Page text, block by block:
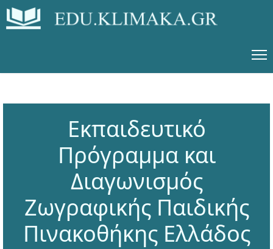
Εκπαιδευτικό
Πρόγραμμα και
Διαγωνισμός
Ζωγραφικής Παιδικής
Πινακοθήκης Ελλάδος